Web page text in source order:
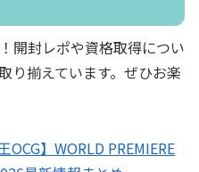
開封レポや資格取得につい
り揃えています。ぜひお楽
OCG】WORLD PREMIERE